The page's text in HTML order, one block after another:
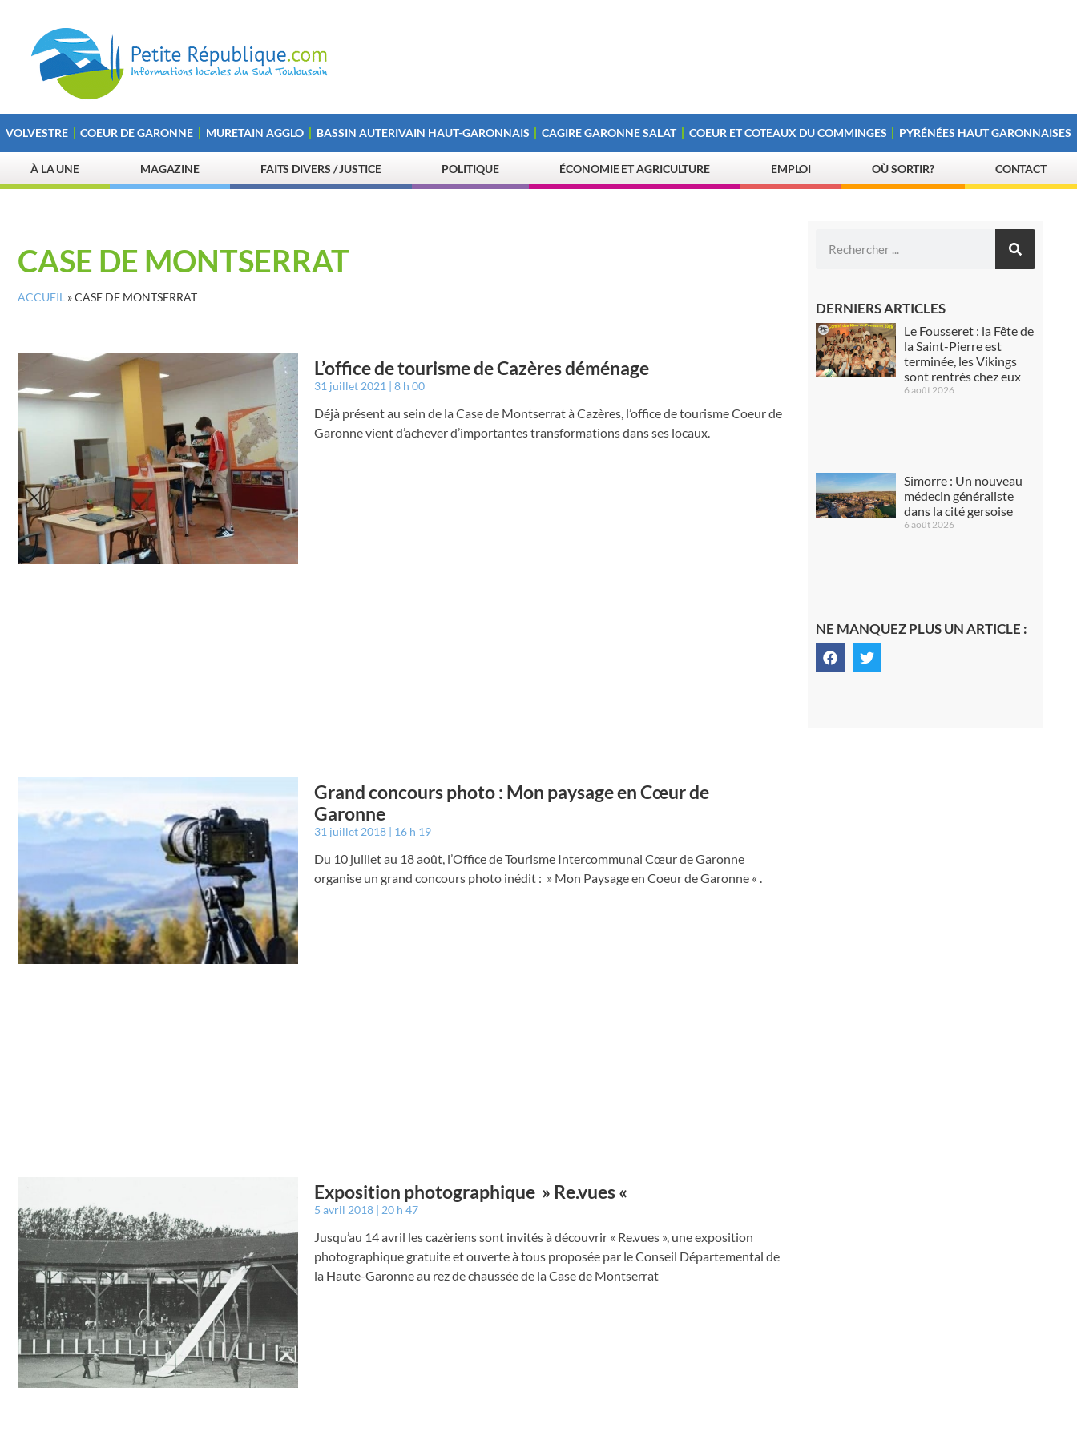
VOLVESTRE COEUR DE GARONNE MURETAIN AGGLO BASSIN AUTERIVAIN HAUT-GARONNAIS CAGIRE GARONNE SALAT COEUR ET COTEAUX DU COMMINGES PYRÉNÉES HAUT GARONNAISES
À LA UNE MAGAZINE FAITS DIVERS / JUSTICE POLITIQUE ÉCONOMIE ET AGRICULTURE EMPLOI OÙ SORTIR? CONTACT
CASE DE MONTSERRAT
ACCUEIL »CASE DE MONTSERRAT
L’office de tourisme de Cazères déménage
31 juillet 2021 8 h 00
Déjà présent au sein de la Case de Montserrat à Cazères, l’office de tourisme Coeur de
Garonne vient d’achever d’importantes transformations dans ses locaux.
Grand concours photo : Mon paysage en Cœur de
Garonne
31 juillet 2018 16 h 19
Du 10 juillet au 18 août, l’Office de Tourisme Intercommunal Cœur de Garonne
organise un grand concours photo inédit : » Mon Paysage en Coeur de Garonne « .
Exposition photographique » Re.vues «
5 avril 2018 20 h 47
Jusqu’au 14 avril les cazèriens sont invités à découvrir « Re.vues », une exposition
photographique gratuite et ouverte à tous proposée par le Conseil Départemental de
la Haute-Garonne au rez de chaussée de la Case de Montserrat
DERNIERS ARTICLES
Le Fousseret : la Fête de
la Saint-Pierre est
terminée, les Vikings
sont rentrés chez eux
6 août 2026
Simorre : Un nouveau
médecin généraliste
dans la cité gersoise
6 août 2026
NE MANQUEZ PLUS UN ARTICLE :